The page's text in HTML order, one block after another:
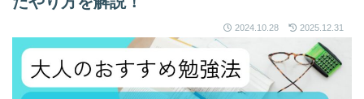
2024.10.28 2025.12.31